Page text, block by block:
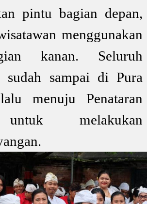
pintu bagian depan,
menggunakan
kanan. Seluruh
sudah sampai di Pura
menuju Penataran
melakukan